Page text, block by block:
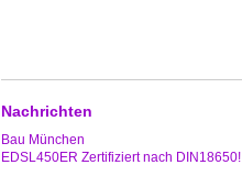
Nachrichten
Bau München
EDSL450ER Zertifiziert nach DIN18650!